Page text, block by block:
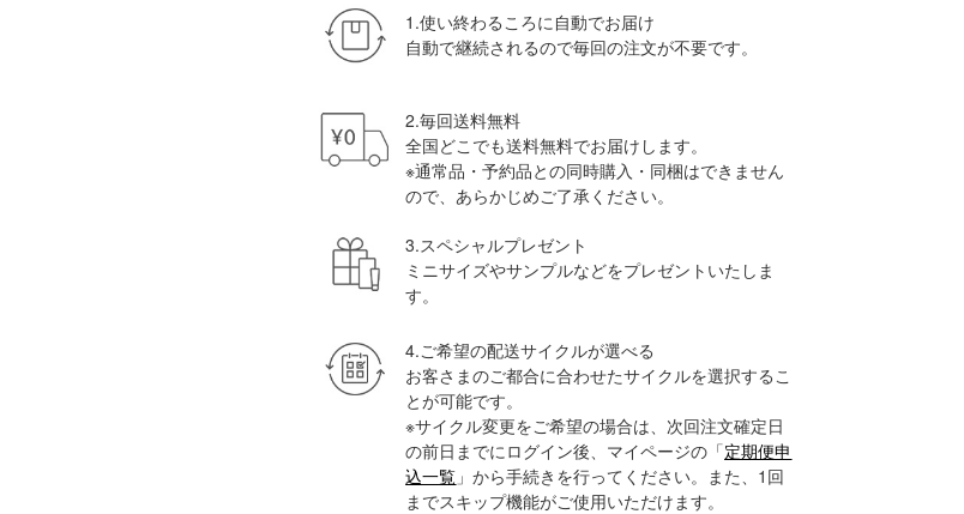
1.使い終わるころに自動でお届け
自動で継続されるので毎回の注文が不要です。
2.毎回送料無料
全国どこでも送料無料でお届けします。
※通常品・予約品との同時購入・同梱はできません
ので、あらかじめご了承ください。
3.スペシャルプレゼント
ミニサイズやサンプルなどをプレゼントいたしま
す。
4.ご希望の配送サイクルが選べる
お客さまのご都合に合わせたサイクルを選択するこ
とが可能です。
※サイクル変更をご希望の場合は、次回注文確定日
の前日までにログイン後、マイページの「定期便申
込一覧 」から手続きを行ってください。また、1回
までスキップ機能がご使用いただけます。